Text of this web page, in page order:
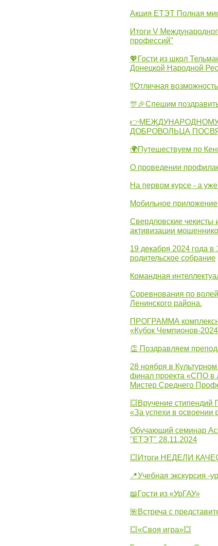
Акция ЕТЭТ Полная
Итоги V
профессий"
💖Гости из школ
Донецкой Народной
‼Отличная
🎊🎉Спешим
ДОБРОВОЛЬЦА
🌍Путешествуем по
О проведении
На первом курсе - а
Мобильное
Свердловские
активизации
19 декабря 2024 года
родительское собрание
Командная
Соревнования по
Ленинского района.
ПРОГРАММА
«Кубок Чемпионов-
👏 Поздравляем
28 ноября в
финал проекта «СПО в
Мистер Среднего
💥Вручение стипендий
«За успехи в освоении
Обучающий семинар
"ЕТЭТ" 28.11.2024
💥Итоги НЕДЕЛИ
📍Учебная экскурсия -
📖Гости из «УрГАУ»
🌺Встреча с
💥«Своя игра»💥